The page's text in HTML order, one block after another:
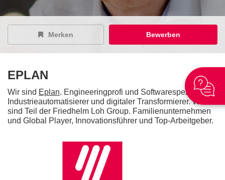
Merken Bewerben
EPLAN
Wir sind Eplan. Engineeringprofi und Softwarespezialist,
Industrieautomatisierer und digitaler Transformierer. Wir
sind Teil der Friedhelm Loh Group. Familienunternehmen
und Global Player, Innovationsführer und Top-Arbeitgeber.